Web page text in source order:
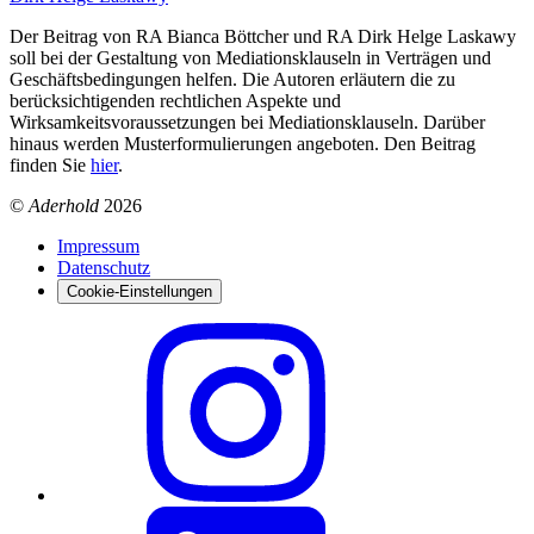
Der Beitrag von RA Bianca Böttcher und RA Dirk Helge Laskawy
soll bei der Gestaltung von Mediationsklauseln in Verträgen und
Geschäftsbedingungen helfen. Die Autoren erläutern die zu
berücksichtigenden rechtlichen Aspekte und
Wirksamkeitsvoraussetzungen bei Mediationsklauseln. Darüber
hinaus werden Musterformulierungen angeboten. Den Beitrag
finden Sie hier.
© Aderhold 2026
Impressum
Datenschutz
Cookie-Einstellungen